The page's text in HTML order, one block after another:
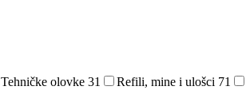
Tehničke olovke 31 Refili, mine i ulošci 71